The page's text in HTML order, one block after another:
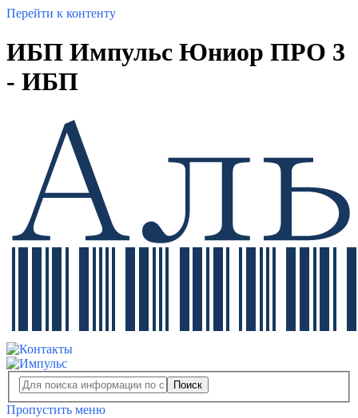
Перейти к контенту
ИБП Импульс Юниор ПРО 3
- ИБП
Поиск
Пропустить меню